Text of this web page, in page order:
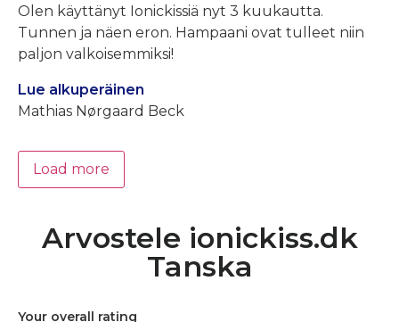
Olen käyttänyt Ionickissiä nyt 3 kuukautta.
Tunnen ja näen eron. Hampaani ovat tulleet niin
paljon valkoisemmiksi!
Lue alkuperäinen
Mathias Nørgaard Beck
Load more
Arvostele ionickiss.dk
Tanska
Your overall rating